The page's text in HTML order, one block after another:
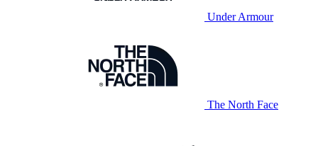
Under Armour
The North Face